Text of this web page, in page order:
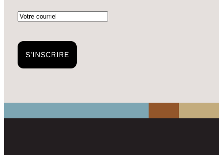
Courriel